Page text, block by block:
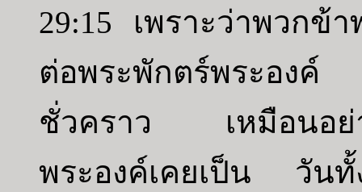
29:15 เพราะว่าพวกข้
ต่อพระพักตร์พระอง
ชั่วคราว เหมือนอย่า
พระองค์เคยเป็น วันทั้